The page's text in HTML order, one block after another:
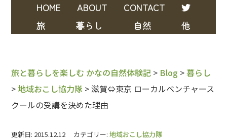
HOME ABOUT
CONTACT
旅
暮らし 自然 他
旅と暮らしを楽しむ かなの自然体験記 > Blog >暮らし
>地域おこし協力隊 >滋賀⇔東京 ローカルベンチャース
クールの受講を決めた理由
更新日: 2015.12.12 カテゴリー:地域おこし協力隊